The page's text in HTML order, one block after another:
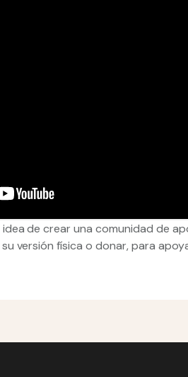
de crear una comunidad de
versión física o donar, para